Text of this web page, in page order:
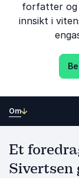
forfatter og
innsikt i
Om
Et
Sivertsen